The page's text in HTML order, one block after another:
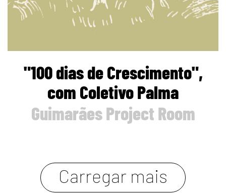
"100 dias de Crescimento",
com Coletivo Palma
Guimarães Project Room
carregar mais